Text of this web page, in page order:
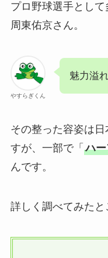
プロ野球選手とし
周東佑京さん。
やすらぎくん
魅力溢
その整った容姿は
すが、一部で「 ハ
んです。
詳しく調べてみたと